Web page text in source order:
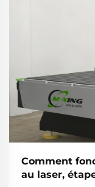
Comment
au laser,